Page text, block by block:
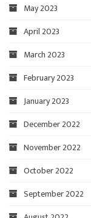
May 2023
April 2023
March 2023
February 2023
January 2023
December 2022
November 2022
October 2022
September 2022